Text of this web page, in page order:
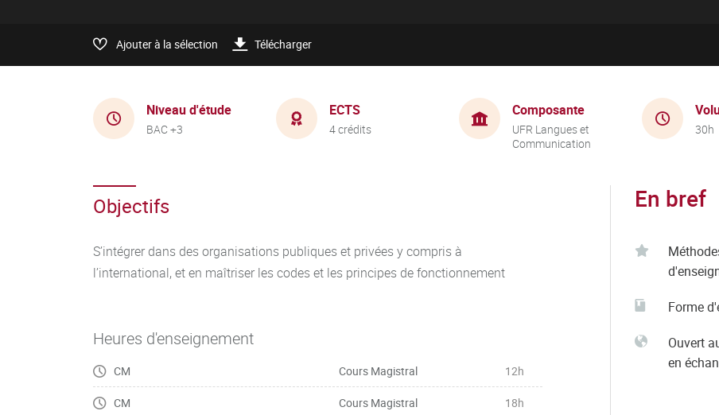
Ajouter à la sélection Télécharger
Niveau d'étude
BAC +3
ECTS
4 crédits
Composante
UFR Langues et
Communication
30h
Objectifs
S’intégrer dans des organisations publiques et privées y compris à
l’international, et en maîtriser les codes et les principes de fonctionnement
Heures d'enseignement
CM Cours Magistral 12h
CM Cours Magistral 18h
En bref
Forme
Ouvert
en